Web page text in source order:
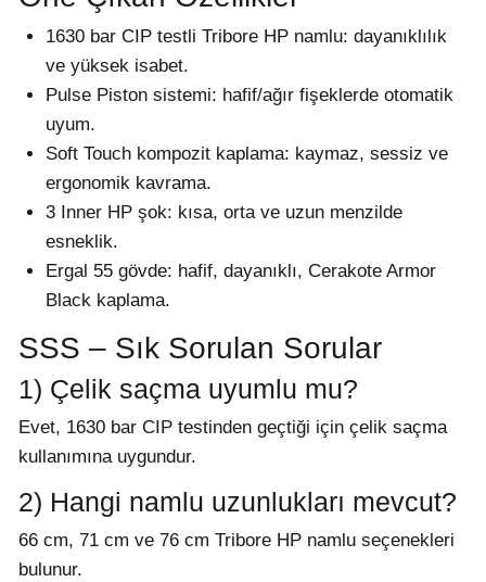
1630 bar CIP testli Tribore HP namlu: dayanıklılık
ve yüksek isabet.
Pulse Piston sistemi: hafif/ağır fişeklerde otomatik
uyum.
Soft Touch kompozit kaplama: kaymaz, sessiz ve
ergonomik kavrama.
3 Inner HP şok: kısa, orta ve uzun menzilde
esneklik.
Ergal 55 gövde: hafif, dayanıklı, Cerakote Armor
Black kaplama.
SSS – Sık Sorulan Sorular
1) Çelik saçma uyumlu mu?
Evet, 1630 bar CIP testinden geçtiği için çelik saçma
kullanımına uygundur.
2) Hangi namlu uzunlukları mevcut?
66 cm, 71 cm ve 76 cm Tribore HP namlu seçenekleri
bulunur.